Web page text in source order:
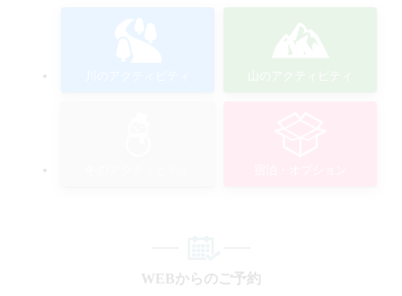
WEBからのご予約